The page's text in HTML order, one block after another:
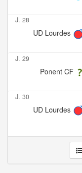
J. 28
UD Lourdes
J. 29
Ponent CF
J. 30
UD Lourdes